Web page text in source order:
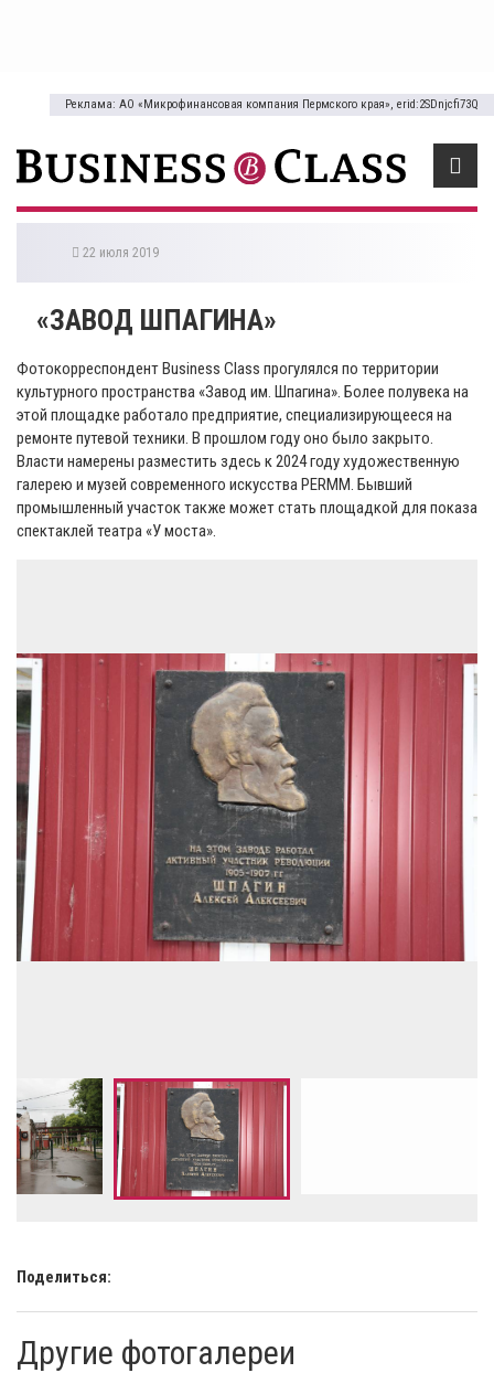
Реклама: АО «Микрофинансовая компания Пермского края», erid:2SDnjcfi73Q
22 июля 2019
«​ЗАВОД ШПАГИНА»
Фотокорреспондент Business Class прогулялся по территории
культурного пространства «Завод им. Шпагина». Более полувека на
этой площадке работало предприятие, специализирующееся на
ремонте путевой техники . В прошлом году оно было закрыто.
Власти намерены разместить здесь к 2024 году художественную
галерею и музей современного искусства PERMM. Бывший
промышленный участок также может стать площадкой для показа
спектаклей театра «У моста»
Поделиться:
Другие фотогалереи